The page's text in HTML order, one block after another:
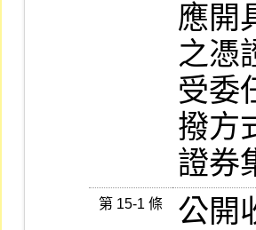
應開
之憑
受委
撥方
證券
第 15-1 條
公開